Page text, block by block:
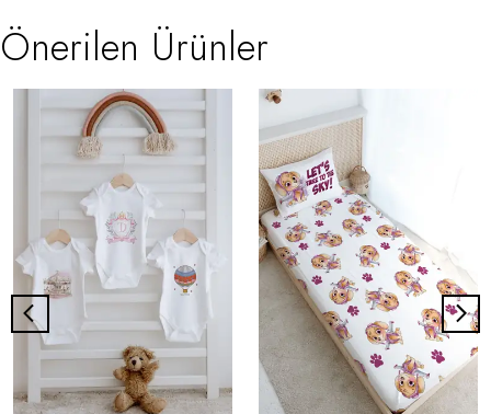
Önerilen Ürünler